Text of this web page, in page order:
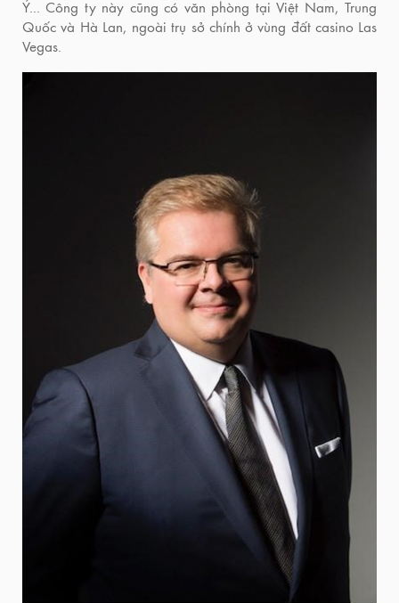
Ý... Công ty này cũng có văn phòng tại Việt Nam, Trung
Quốc và Hà Lan, ngoài trụ sở chính ở vùng đất casino Las
Vegas.